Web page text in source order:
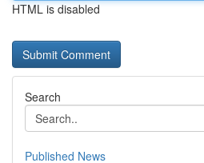
HTML is disabled
Search
Published News